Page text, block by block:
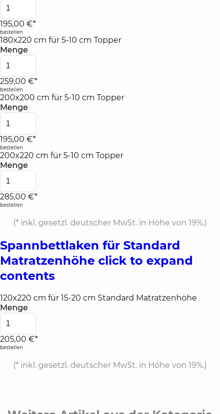
195,00 €*
bestellen
180x220 cm für 5-10 cm Topper
Menge
259,00 €*
bestellen
200x200 cm für 5-10 cm Topper
Menge
195,00 €*
bestellen
200x220 cm für 5-10 cm Topper
Menge
285,00 €*
bestellen
(* inkl. gesetzl. deutscher MwSt. in Höhe von 19%.)
Spannbettlaken für Standard
Matratzenhöhe click to expand
contents
120x220 cm für 15-20 cm Standard Matratzenhöhe
Menge
205,00 €*
bestellen
(* inkl. gesetzl. deutscher MwSt. in Höhe von 19%.)